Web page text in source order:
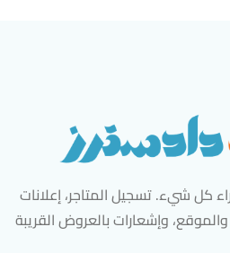
شيء. تسجيل المتاجر، إعلانات
وإشعارات بالعروض القريبة